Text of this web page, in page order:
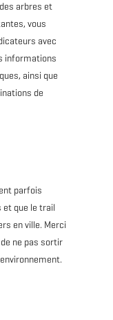
arbres et
vous
avec
informations
ainsi que
de
parfois
et que le trail
en ville. Merci
ne pas sortir